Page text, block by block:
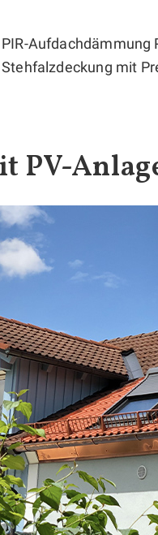
PIR-Aufdachdämmung
Stehfalzdeckung mit
PV-